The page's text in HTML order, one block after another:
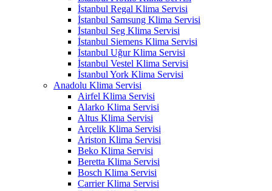
İstanbul Regal Klima Servisi
İstanbul Samsung Klima Servisi
İstanbul Seg Klima Servisi
İstanbul Siemens Klima Servisi
İstanbul Uğur Klima Servisi
İstanbul Vestel Klima Servisi
İstanbul York Klima Servisi
Anadolu Klima Servisi
Airfel Klima Servisi
Alarko Klima Servisi
Altus Klima Servisi
Arçelik Klima Servisi
Ariston Klima Servisi
Beko Klima Servisi
Beretta Klima Servisi
Bosch Klima Servisi
Carrier Klima Servisi